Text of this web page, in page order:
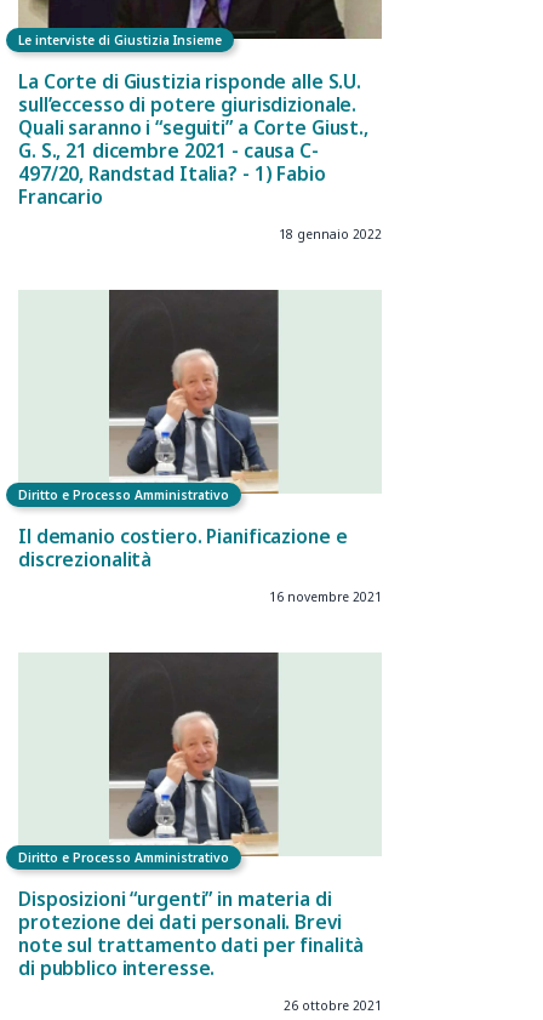
Le interviste di Giustizia Insieme
La Corte di Giustizia risponde alle S.U.
sull’eccesso di potere giurisdizionale.
Quali saranno i “seguiti” a Corte Giust.,
G. S., 21 dicembre 2021 - causa C-
497/20, Randstad Italia? - 1) Fabio
Francario
18 gennaio 2022
Diritto e Processo Amministrativo
Il demanio costiero. Pianificazione e
discrezionalità
16 novembre 2021
Diritto e Processo Amministrativo
Disposizioni “urgenti” in materia di
protezione dei dati personali. Brevi
note sul trattamento dati per finalità
di pubblico interesse.
26 ottobre 2021